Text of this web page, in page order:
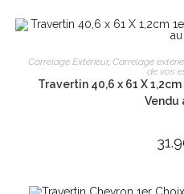
AJOUTER
Carrelage Extérieur, Carrelage
de vos
Travertin 40,6 x 61 X
Vendu